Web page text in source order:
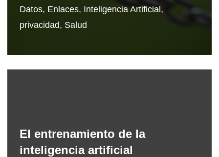
Datos, Enlaces, Inteligencia Artificial ,
privacidad, Salud
El entrenamiento de la
inteligencia artificial